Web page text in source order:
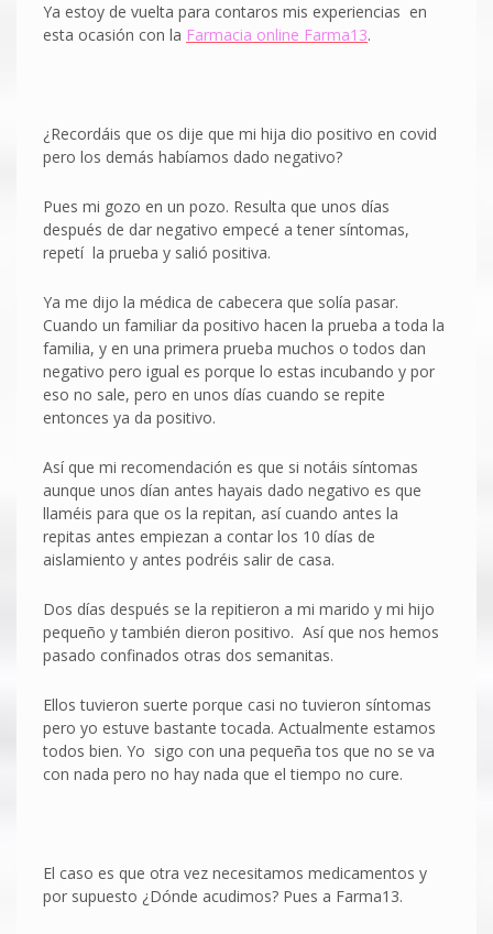
Ya estoy de vuelta para contaros mis experiencias en
esta ocasión con la Farmacia online Farma13.
¿Recordáis que os dije que mi hija dio positivo en covid
pero los demás habíamos dado negativo?
Pues mi gozo en un pozo. Resulta que unos días
después de dar negativo empecé a tener síntomas,
repetí la prueba y salió positiva.
Ya me dijo la médica de cabecera que solía pasar.
Cuando un familiar da positivo hacen la prueba a toda la
familia, y en una primera prueba muchos o todos dan
negativo pero igual es porque lo estas incubando y por
eso no sale, pero en unos días cuando se repite
entonces ya da positivo.
Así que mi recomendación es que si notáis síntomas
aunque unos dían antes hayais dado negativo es que
llaméis para que os la repitan, así cuando antes la
repitas antes empiezan a contar los 10 días de
aislamiento y antes podréis salir de casa.
Dos días después se la repitieron a mi marido y mi hijo
pequeño y también dieron positivo. Así que nos hemos
pasado confinados otras dos semanitas.
Ellos tuvieron suerte porque casi no tuvieron síntomas
pero yo estuve bastante tocada. Actualmente estamos
todos bien. Yo sigo con una pequeña tos que no se va
con nada pero no hay nada que el tiempo no cure.
El caso es que otra vez necesitamos medicamentos y
por supuesto ¿Dónde acudimos? Pues a Farma13.